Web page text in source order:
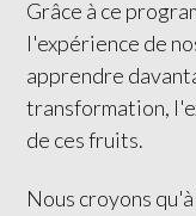
Grâce à ce
l'expérience de
apprendre
transformation,
de ces fruits.
Nous croyons